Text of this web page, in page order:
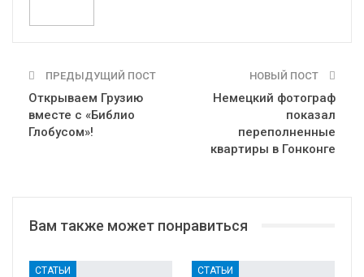
ПРЕДЫДУЩИЙ ПОСТ
Открываем Грузию
вместе с «Библио
Глобусом»!
НОВЫЙ ПОСТ
Немецкий фотограф
показал
переполненные
квартиры в Гонконге
Вам также может понравиться
СТАТЬИ СТАТЬИ